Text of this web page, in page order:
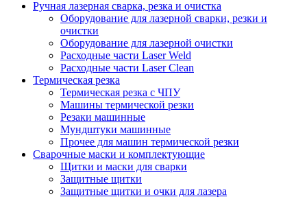
Ручная лазерная сварка, резка и очистка
Оборудование для лазерной сварки, резки и
очистки
Оборудование для лазерной очистки
Расходные части Laser Weld
Расходные части Laser Clean
Термическая резка
Термическая резка с ЧПУ
Машины термической резки
Резаки машинные
Мундштуки машинные
Прочее для машин термической резки
Сварочные маски и комплектующие
Щитки и маски для сварки
Защитные щитки
Защитные щитки и очки для лазера